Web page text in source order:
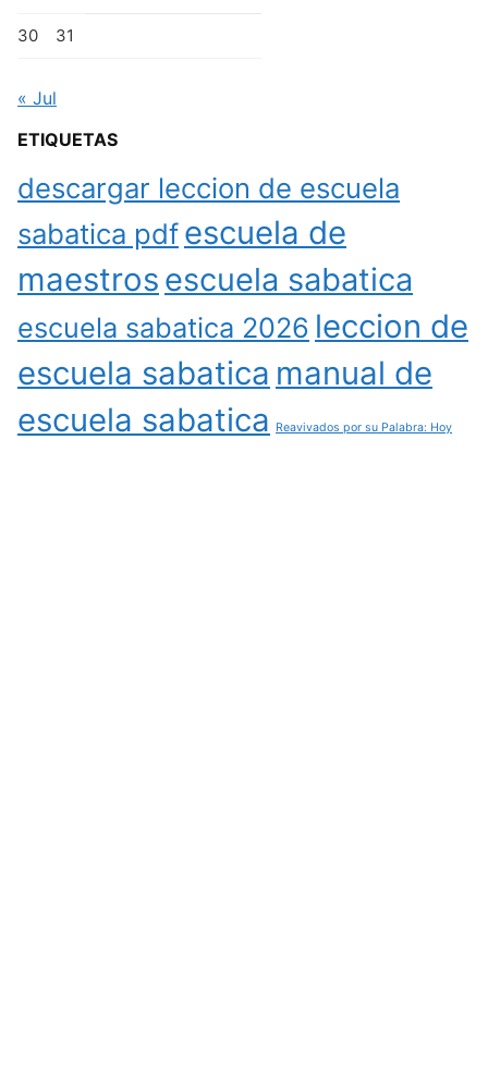
30 31
« Jul
ETIQUETAS
descargar leccion de escuela
sabatica pdfescuela de
maestros escuela sabatica
escuela sabatica 2026 leccion de
escuela sabatica manual de
escuela sabatica
Reavivados por su Palabra: Hoy